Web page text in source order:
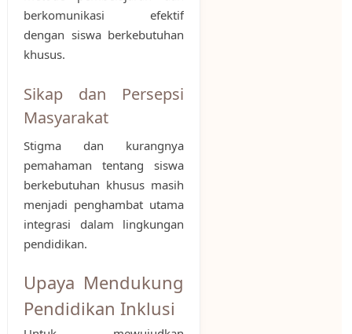
berkomunikasi efektif
dengan siswa berkebutuhan
khusus.
Sikap dan Persepsi
Masyarakat
Stigma dan kurangnya
pemahaman tentang siswa
berkebutuhan khusus masih
menjadi penghambat utama
integrasi dalam lingkungan
pendidikan.
Upaya Mendukung
Pendidikan Inklusi